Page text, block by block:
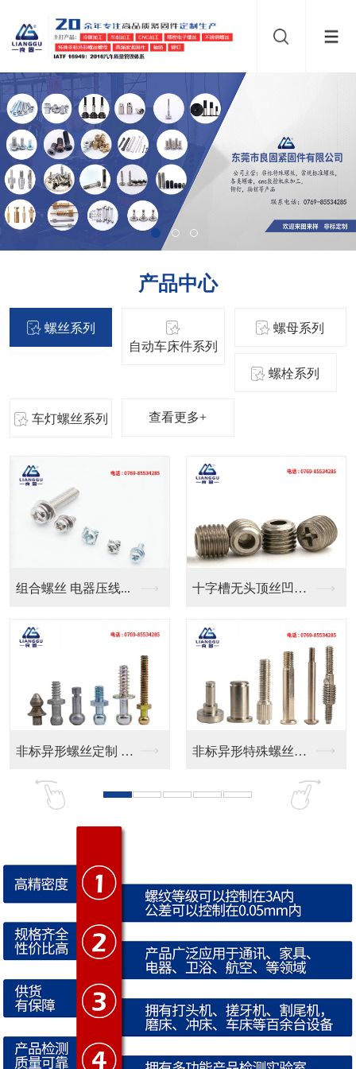
产品中心
螺丝系列
自动车床件系列
螺母系列
螺栓系列
车灯螺丝系列 查看更多+
良固五金定制气管防水...